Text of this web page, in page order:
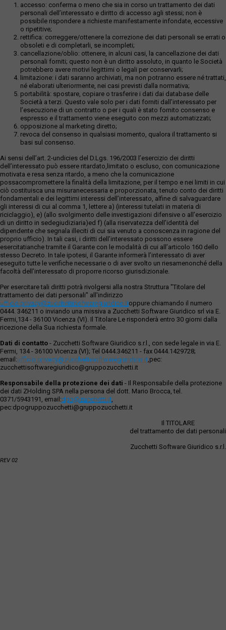
accesso: conferma o meno che sia in corso un trattamento dei dati
personali dell’interessato e diritto di accesso agli stessi; non è
possibile rispondere a richieste manifestamente infondate, eccessive
o ripetitive;
rettifica: correggere/ottenere la correzione dei dati personali se errati o
obsoleti e di completarli, se incompleti;
cancellazione/oblio: ottenere, in alcuni casi, la cancellazione dei dati
personali forniti; questo non è un diritto assoluto, in quanto le Società
potrebbero avere motivi legittimi o legali per conservarli;
limitazione: i dati saranno archiviati, ma non potranno essere né trattati,
né elaborati ulteriormente, nei casi previsti dalla normativa;
portabilità: spostare, copiare o trasferire i dati dai database delle
Società a terzi. Questo vale solo per i dati forniti dall’interessato per
l’esecuzione di un contratto o per i quali è stato fornito consenso e
espresso e il trattamento viene eseguito con mezzi automatizzati;
opposizione al marketing diretto;
revoca del consenso in qualsiasi momento, qualora il trattamento si
basi sul consenso.
Ai sensi dell’art. 2-undicies del D.Lgs. 196/2003 l’esercizio dei diritti
dell’interessato può essere ritardato,limitato o escluso, con comunicazione
motivata e resa senza ritardo, a meno che la comunicazione
possacompromettere la finalità della limitazione, per il tempo e nei limiti in cui
ciò costituisca una misuranecessaria e proporzionata, tenuto conto dei diritti
fondamentali e dei legittimi interessi dell’interessato, alfine di salvaguardare
gli interessi di cui al comma 1, lettere a) (interessi tutelati in materia di
riciclaggio), e) (allo svolgimento delle investigazioni difensive o all’esercizio
di un diritto in sedegiudiziaria)ed f) (alla riservatezza dell’identità del
dipendente che segnala illeciti di cui sia venuto a conoscenza in ragione del
proprio ufficio). In tali casi, i diritti dell’interessato possono essere
esercitatianche tramite il Garante con le modalità di cui all’articolo 160 dello
stesso Decreto. In tale ipotesi, il Garante informerà l’interessato di aver
eseguito tutte le verifiche necessarie o di aver svolto un riesamenonché della
facoltà dell’interessato di proporre ricorso giurisdizionale.
Per esercitare tali diritti potrà rivolgersi alla nostra Struttura "Titolare del
trattamento dei dati personali" all'indirizzo
ufficio.privacy@zucchettisofwaregiuridico.itoppure chiamando il numero
0444. 346211 o inviando una missiva a Zucchetti Software Giuridico srl via E.
Fermi,134 - 36100 Vicenza (VI). Il Titolare Le risponderà entro 30 giorni dalla
ricezione della Sua richiesta formale.
Dati di contatto - Zucchetti Software Giuridico s.r.l., con sede legale in via E.
Fermi, 134 - 36100 Vicenza (VI); Tel 0444.346211 - fax 0444.1429728;
email:ufficio.privacy@zucchettisoftwaregiuridico.it ,pec:
zucchettisoftwaregiuridico@gruppozucchetti.it
Responsabile della protezione dei dati - Il Responsabile della protezione
dei dati ZHolding SPA nella persona del dott. Mario Brocca, tel.
0371/5943191, email:dpo@zucchetti.it
pec:dpogruppozucchetti@gruppozucchetti.it
Il TITOLARE
del trattamento dei dati personali
Zucchetti Software Giuridico s.r.l.
REV 02